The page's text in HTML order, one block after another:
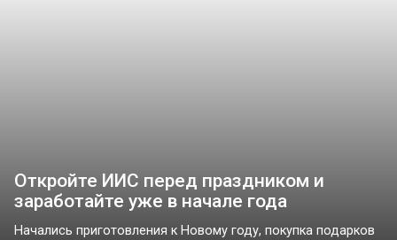
Откройте ИИС перед праздником и
заработайте уже в начале года
Начались приготовления к Новому году, покупка подарков